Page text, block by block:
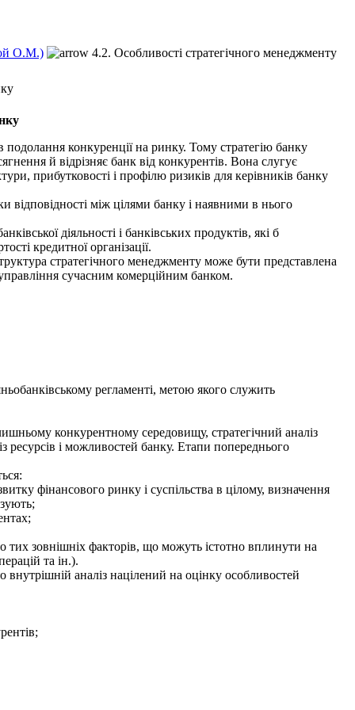
О.М.)
4.2. Особливості стратегічного менеджменту
конкуренції на ринку. Тому стратегію банку
й відрізняє банк від конку­рентів. Вона слугує
прибутковості і профілю ризиків для керівників банку
між цілями банку і наявними в нього
діяльності і банківських продуктів, які б
кредитної організації.
стратегіч­ного менеджменту може бути представлена
сучасним комерційним банком.
рег­ламенті, метою якого служить
кон­курентному середовищу, стратегічний аналіз
ресурсів і можливостей банку. Етапи попереднього
фінансо­вого ринку і суспільства в цілому, визначення
тих зовнішніх факторів, що можуть істотно вплинути на
та ін.).
аналіз націлений на оцінку особливостей